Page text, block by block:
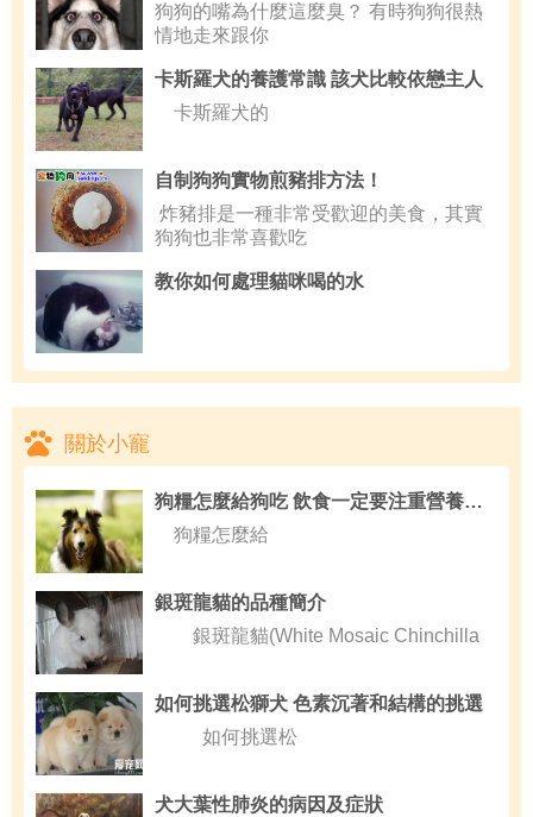
狗狗的嘴為什麼這麼臭？ 有時狗狗很熱
情地走來跟你
卡斯羅犬的養護常識 該犬比較依戀主人
卡斯羅犬的
自制狗狗實物煎豬排方法！
炸豬排是一種非常受歡迎的美食，其實
狗狗也非常喜歡吃
教你如何處理貓咪喝的水
關於小寵
狗糧怎麼給狗吃 飲食一定要注重營養均衡
狗糧怎麼給
銀斑龍貓的品種簡介
銀斑龍貓(White Mosaic Chinchilla
如何挑選松獅犬 色素沉著和結構的挑選
如何挑選松
犬大葉性肺炎的病因及症狀